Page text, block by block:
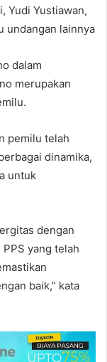
Yudi Yustiawan,
undangan lainnya
dalam
merupakan
pemilu telah
dinamika,
untuk
dengan
yang telah
baik,” kata